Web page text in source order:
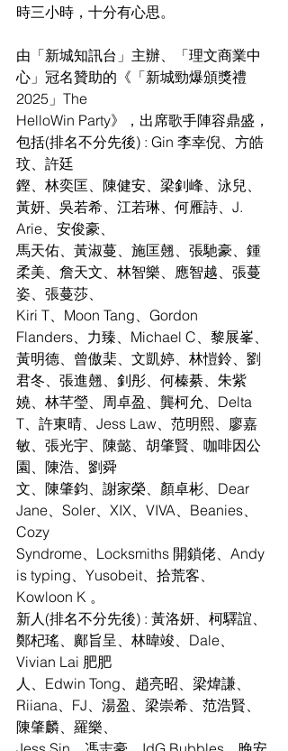
時三小時，十分有心思。
由「新城知訊台」主辦、「理文商業中
心」冠名贊助的《「新城勁爆頒獎禮
2025」The
HelloWin Party》，出席歌手陣容鼎盛，
包括(排名不分先後) : Gin 李幸倪、方皓
玟、許廷
鏗、林奕匡、陳健安、梁釗峰、泳兒、
黃妍、吳若希、江若琳、何雁詩、J.
Arie、安俊豪、
馬天佑、黃淑蔓、施匡翹、張馳豪、鍾
柔美、詹天文、林智樂、應智越、張蔓
姿、張蔓莎、
Kiri T、Moon Tang、Gordon
Flanders、力臻、Michael C、黎展峯、
黃明德、曾傲棐、文凱婷、林愷鈴、劉
君冬、張進翹、釗彤、何榛綦、朱紫
嬈、林芊瑩、周卓盈、龔柯允、Delta
T、許東晴、Jess Law、范明熙、廖嘉
敏、張光宇、陳懿、胡肇賢、咖啡因公
園、陳浩、劉舜
文、陳肇鈞、謝家榮、顏卓彬、Dear
Jane、Soler、XIX、VIVA、Beanies、
Cozy
Syndrome、Locksmiths 開鎖佬、Andy
is typing、Yusobeit、拾荒客、
Kowloon K 。
新人(排名不分先後) : 黃洛妍、柯驛誼、
鄭杞瑤、鄺旨呈、林暐竣、Dale、
Vivian Lai 肥肥
人、Edwin Tong、趙亮昭、梁煒謙、
Riiana、FJ、湯盈、梁崇希、范浩賢、
陳肇麟、羅樂、